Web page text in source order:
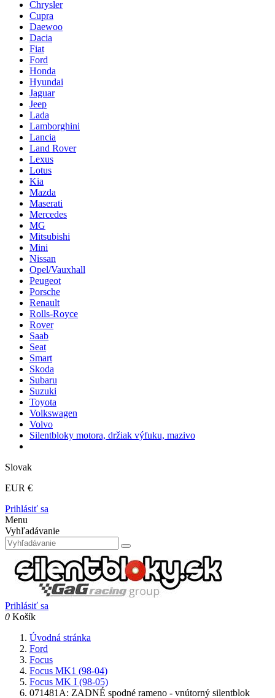
Chrysler
Cupra
Daewoo
Dacia
Fiat
Ford
Honda
Hyundai
Jaguar
Jeep
Lada
Lamborghini
Lancia
Land Rover
Lexus
Lotus
Kia
Mazda
Maserati
Mercedes
MG
Mitsubishi
Mini
Nissan
Opel/Vauxhall
Peugeot
Porsche
Renault
Rolls-Royce
Rover
Saab
Seat
Smart
Skoda
Subaru
Suzuki
Toyota
Volkswagen
Volvo
Silentbloky motora, držiak výfuku, mazivo
Slovak
EUR €
Prihlásiť sa
Menu
Vyhľadávanie
Prihlásiť sa
0 Košík
Úvodná stránka
Ford
Focus
Focus MK1 (98-04)
Focus MK I (98-05)
071481A: ZADNÉ spodné rameno - vnútorný silentblok